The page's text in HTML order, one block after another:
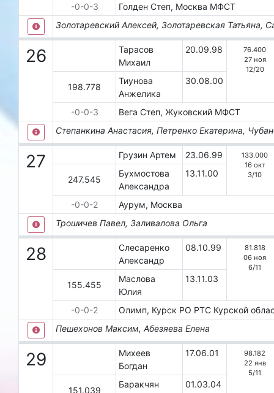
-0-0-3 Голден Степ, Москва МФСТ
Золотаревский Алексей, Золотаревская Татьяна,
26
Тарасов
Михаил
20.09.98
76.400
27 ноя
12/20
198.778
Тиунова
Анжелика
30.08.00
-0-0-3 Вега Степ, Жуковский МФСТ
Степанкина Анастасия, Петренко Екатерина,
27 Грузин Артем 23.06.99
133.000
16 окт
3/10
247.545
Бухмостова
Александра
13.11.00
-0-0-2
Аурум, Москва
Трошичев Павел, Заливалова Ольга
28
Слесаренко
Александр
08.10.99
81.818
06 ноя
6/11
155.455
Маслова
Юлия
13.11.03
-0-0-2 Олимп, Курск РО РТС Курской
Пешехонов Максим, Абезяева Елена
29
Михеев
Богдан
17.06.01
98.182
22 янв
5/11
151.039
Баракчян
01.03.04